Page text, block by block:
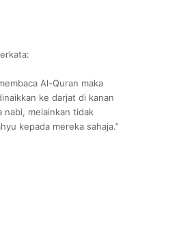
Al-Quran maka
ke darjat di kanan
nabi, melainkan tidak
kepada mereka sahaja.”